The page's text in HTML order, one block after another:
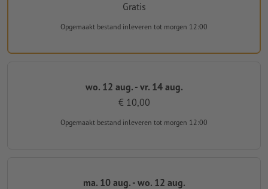
Gratis
Opgemaakt bestand inleveren tot morgen 12:00
wo. 12 aug. - vr. 14 aug.
€ 10,00
Opgemaakt bestand inleveren tot morgen 12:00
ma. 10 aug. - wo. 12 aug.